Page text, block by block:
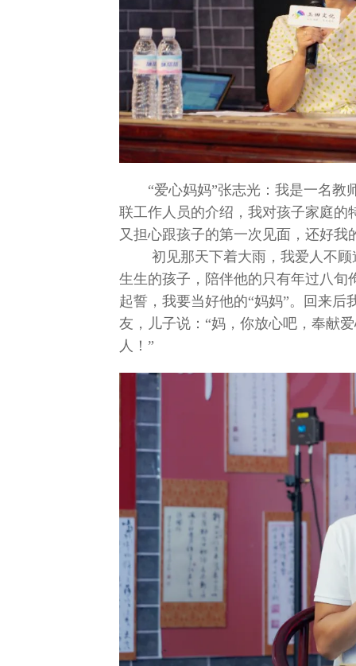
“爱心妈妈”张志光：我是一名
联工作人员的介绍，我对孩子家庭的
又担心跟孩子的第一次见面，还好
初见那天下着大雨，我爱人不
生生的孩子，陪伴他的只有年过八
起誓，我要当好他的“妈妈”。回来
友，儿子说：“妈，你放心吧，奉献
人！”